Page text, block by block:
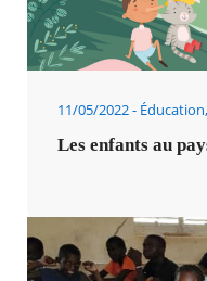
11/05/2022
Les enfants au